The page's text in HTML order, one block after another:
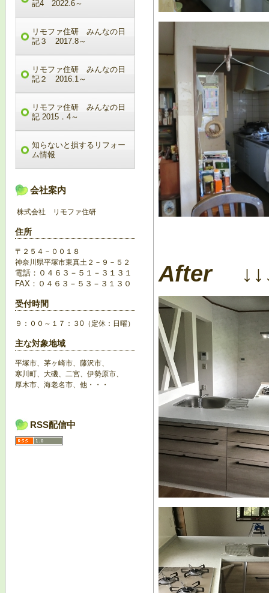
記4 2022.6～
リモファ住研 みんなの日
記３ 2017.8～
リモファ住研 みんなの日
記２ 2016.1～
リモファ住研 みんなの日
記 2015．4～
知らないと損するリフォー
ム情報
会社案内
株式会社 リモファ住研
住所
〒２５４－００１８
神奈川県平塚市東真土２－９－５２
電話：０４６３－５１－３１３１
FAX：０４６３－５３－３１３０
受付時間
９：００～１７：３0（定休：日曜）
主な対象地域
平塚市、茅ヶ崎市、藤沢市、
寒川町、大磯、二宮、伊勢原市、
厚木市、海老名市、他・・・
RSS配信中
After